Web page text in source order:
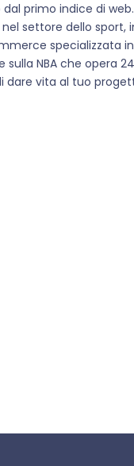
dal primo indice di
settore dello
specializzata in
NBA che opera
dare vita al tuo